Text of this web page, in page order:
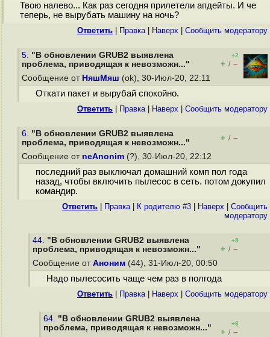
Твою налево... Как раз сегодня прилетели апдейты. И че
теперь, не вырубать машину на ночь?
Ответить Правка| Наверх Cообщить модератору
5. "В обновлении GRUB2 выявлена
проблема, приводящая к невозможн..."
+2
+ / –
Сообщение от НяшМяш (ok), 30-Июл-20, 22:11
Откати пакет и вырубай спокойно.
Ответить Правка| Наверх Cообщить модератору
6. "В обновлении GRUB2 выявлена
проблема, приводящая к невозможн..."
+ / –
Сообщение от neAnonim (?), 30-Июл-20, 22:12
последний раз выключал домашний комп пол года
назад, чтобы включить пылесос в сеть. потом докупил
командир.
Ответить Правка| К родителю #3 Наверх
Cообщить
модератору
44. "В обновлении GRUB2 выявлена
проблема, приводящая к невозможн..."
+9
+ / –
Сообщение от Аноним (44), 31-Июл-20, 00:50
Надо пылесосить чаще чем раз в полгода
Ответить Правка| Наверх Cообщить модератору
64. "В обновлении GRUB2 выявлена
проблема, приводящая к невозможн..."
+6
+ / –